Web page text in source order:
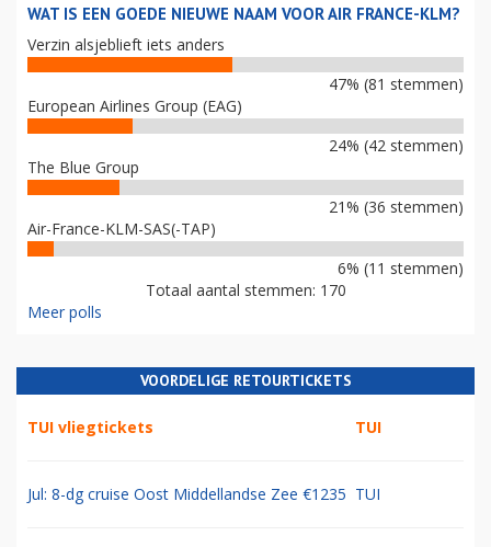
WAT IS EEN GOEDE NIEUWE NAAM VOOR AIR FRANCE-KLM?
Verzin alsjeblieft iets anders
47% (81 stemmen)
European Airlines Group (EAG)
24% (42 stemmen)
The Blue Group
21% (36 stemmen)
Air-France-KLM-SAS(-TAP)
6% (11 stemmen)
Totaal aantal stemmen: 170
Meer polls
VOORDELIGE RETOURTICKETS
TUI vliegtickets TUI
Jul: 8-dg cruise Oost Middellandse Zee €1235 TUI